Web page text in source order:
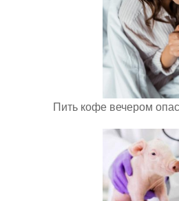
Пить кофе вечером